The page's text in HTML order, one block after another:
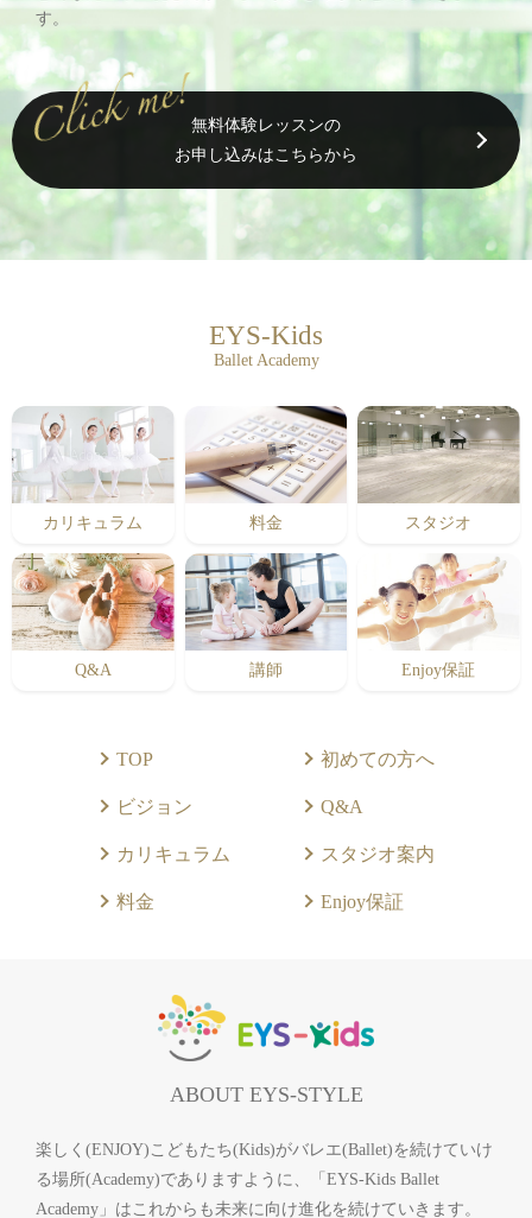
す。
無料体験レッスンの
お申し込みはこちらから
EYS-Kids
Ballet Academy
カリキュラム 料金 スタジオ
Q&A 講師 Enjoy保証
TOP
ビジョン
カリキュラム
料金
初めての方へ
Q&A
スタジオ案内
Enjoy保証
ABOUT EYS-STYLE
楽しく(ENJOY)こどもたち(Kids)がバレエ(Ballet)を続けていけ
る場所(Academy)でありますように、「EYS-Kids Ballet
Academy」はこれからも未来に向け進化を続けていきます。